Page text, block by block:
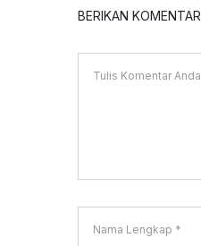
BERIKAN KOMENTAR